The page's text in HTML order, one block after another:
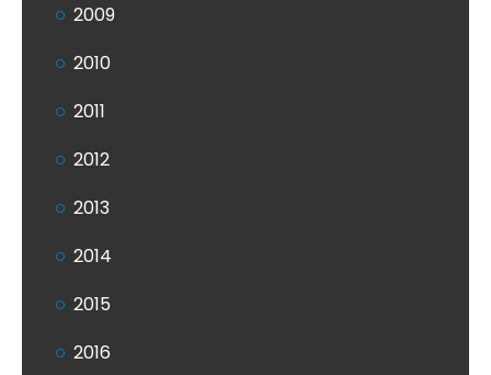
2009
2010
2011
2012
2013
2014
2015
2016